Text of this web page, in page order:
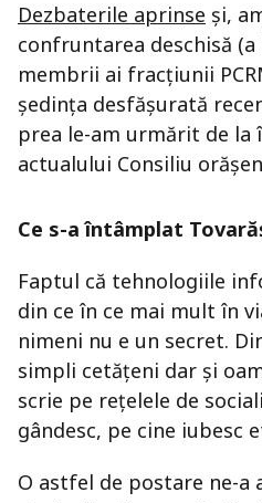
Dezbaterile aprinse şi,
confruntarea deschisă
membrii ai fracţiunii
şedinţa desfăşurată
prea le-am urmărit de
actualului Consiliu
Ce s-a întâmplat
Faptul că tehnologiile
din ce în ce mai mult în
nimeni nu e un secret.
simpli cetăţeni dar şi
scrie pe reţelele de
gândesc, pe cine iubesc
O astfel de postare ne-a